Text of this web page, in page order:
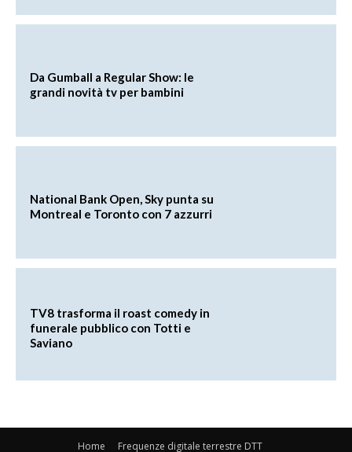
Da Gumball a Regular Show: le
grandi novità tv per bambini
National Bank Open, Sky punta su
Montreal e Toronto con 7 azzurri
TV8 trasforma il roast comedy in
funerale pubblico con Totti e
Saviano
Home Frequenze digitale terrestre DTT